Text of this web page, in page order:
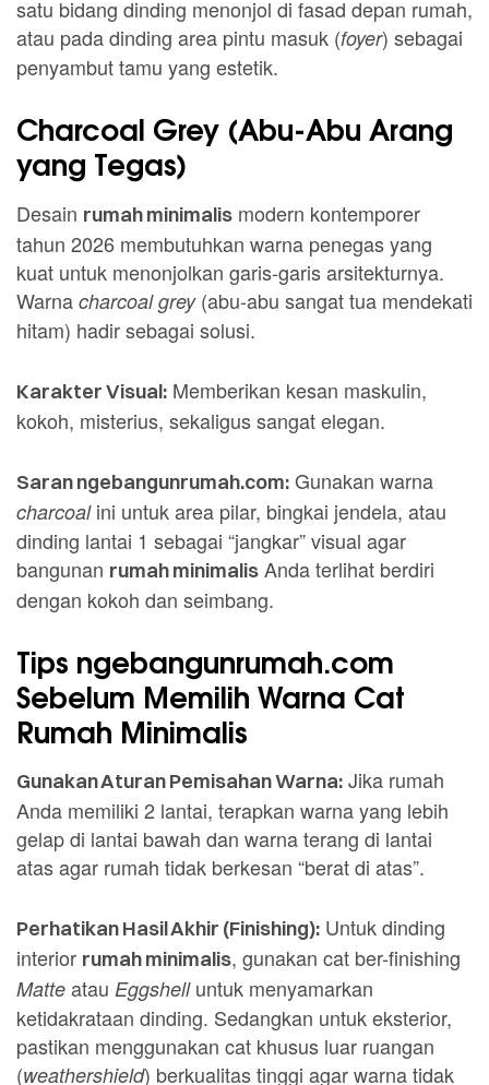
satu bidang dinding menonjol di fasad depan rumah,
atau pada dinding area pintu masuk (foyer) sebagai
penyambut tamu yang estetik.
Charcoal Grey (Abu-Abu Arang
yang Tegas)
Desain rumah minimalis modern kontemporer
tahun 2026 membutuhkan warna penegas yang
kuat untuk menonjolkan garis-garis arsitekturnya.
Warna charcoal grey(abu-abu sangat tua mendekati
hitam) hadir sebagai solusi.
Karakter Visual: Memberikan kesan maskulin,
kokoh, misterius, sekaligus sangat elegan.
Saran ngebangunrumah.com: Gunakan warna
charcoalini untuk area pilar, bingkai jendela, atau
dinding lantai 1 sebagai “jangkar” visual agar
bangunan rumah minimalis Anda terlihat berdiri
dengan kokoh dan seimbang.
Tips ngebangunrumah.com
Sebelum Memilih Warna Cat
Rumah Minimalis
Gunakan Aturan Pemisahan Warna: Jika rumah
Anda memiliki 2 lantai, terapkan warna yang lebih
gelap di lantai bawah dan warna terang di lantai
atas agar rumah tidak berkesan “berat di atas”.
Perhatikan Hasil Akhir (Finishing): Untuk dinding
interior rumah minimalis, gunakan cat ber-finishing
Matte atau Eggshelluntuk menyamarkan
ketidakrataan dinding. Sedangkan untuk eksterior,
pastikan menggunakan cat khusus luar ruangan
(weathershield) berkualitas tinggi agar warna tidak